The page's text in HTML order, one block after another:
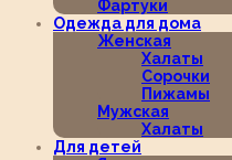
Фартуки
Одежда для дома
Женская
Халаты
Сорочки
Пижамы
Мужская
Халаты
Для детей